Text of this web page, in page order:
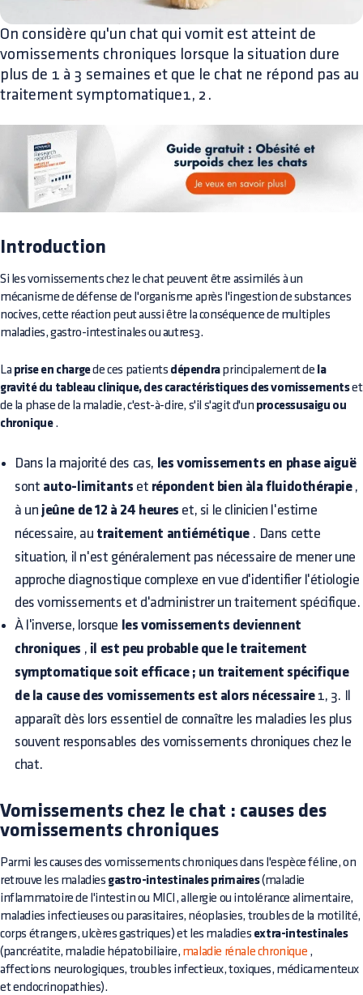
On considère qu'un chat qui vomit est atteint de
vomissements chroniques lorsque la situation dure
plus de 1 à 3 semaines et que le chat ne répond pas au
traitement symptomatique1, 2.
Introduction
Si les vomissements chez le chat peuvent être assimilés à un
mécanisme de défense de l'organisme après l'ingestion de substances
nocives, cette réaction peut aussi être la conséquence de multiples
maladies, gastro-intestinales ou autres3.
La prise en chargede ces patients dépendraprincipalement de la
gravité du tableau clinique, des caractéristiques des vomissementset
de la phase de la maladie, c'est-à-dire, s'il s'agit d'un processusaigu ou
chronique.
Dans la majorité des cas, les vomissements en phase aiguë
sont auto-limitants et répondent bien àla fluidothérapie,
à un jeûne de 12 à 24 heures et, si le clinicien l'estime
nécessaire, au traitement antiémétique. Dans cette
situation, il n'est généralement pas nécessaire de mener une
approche diagnostique complexe en vue d'identifier l'étiologie
des vomissements et d'administrer un traitement spécifique.
À l'inverse, lorsque les vomissements deviennent
chroniques , il est peu probable que le traitement
symptomatique soit efficace ; un traitement spécifique
de la cause des vomissements est alors nécessaire1, 3. Il
apparaît dès lors essentiel de connaître les maladies les plus
souvent responsables des vomissements chroniques chez le
chat.
Vomissements chez le chat : causes des
vomissements chroniques
Parmi les causes des vomissements chroniques dans l'espèce féline, on
retrouve les maladies gastro-intestinales primaires(maladie
inflammatoire de l'intestin ou MICI, allergie ou intolérance alimentaire,
maladies infectieuses ou parasitaires, néoplasies, troubles de la motilité,
corps étrangers, ulcères gastriques) et les maladies extra-intestinales
(pancréatite, maladie hépatobiliaire, maladie rénale chronique ,
affections neurologiques, troubles infectieux, toxiques, médicamenteux
et endocrinopathies).